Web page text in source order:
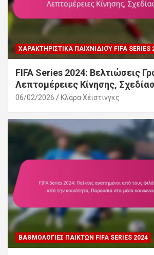
ΧΑΡΑΚΤΗΡΙΣΤΙΚΆ ΠΑΙΧΝΙΔΙΟΎ FIFA SERIES
FIFA Series 2024: Βελτιώσεις
Λεπτομέρειες Κίνησης,
06/02/2026 Κλάρα Χέιστινγκς
ΒΑΘΜΟΛΟΓΊΕΣ ΠΑΙΚΤΏΝ FIFA SERIES 2024